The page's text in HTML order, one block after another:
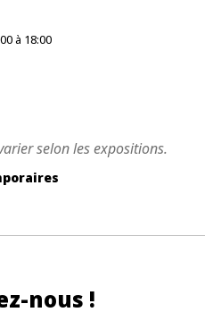
à 18:00
selon les expositions.
nous !